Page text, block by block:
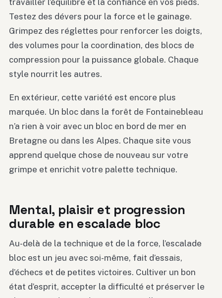
Testez des dévers pour la force et le gainage.
Grimpez des réglettes pour renforcer les doigts,
des volumes pour la coordination, des blocs de
compression pour la puissance globale. Chaque
style nourrit les autres.
En extérieur, cette variété est encore plus
marquée. Un bloc dans la forêt de Fontainebleau
n’a rien à voir avec un bloc en bord de mer en
Bretagne ou dans les Alpes. Chaque site vous
apprend quelque chose de nouveau sur votre
grimpe et enrichit votre palette technique.
Mental, plaisir et progression
durable en escalade bloc
Au-delà de la technique et de la force, l’escalade
bloc est un jeu avec soi-même, fait d’essais,
d’échecs et de petites victoires. Cultiver un bon
état d’esprit, accepter la difficulté et préserver le